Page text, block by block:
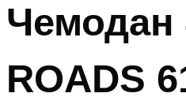
Чемодан
ROADS